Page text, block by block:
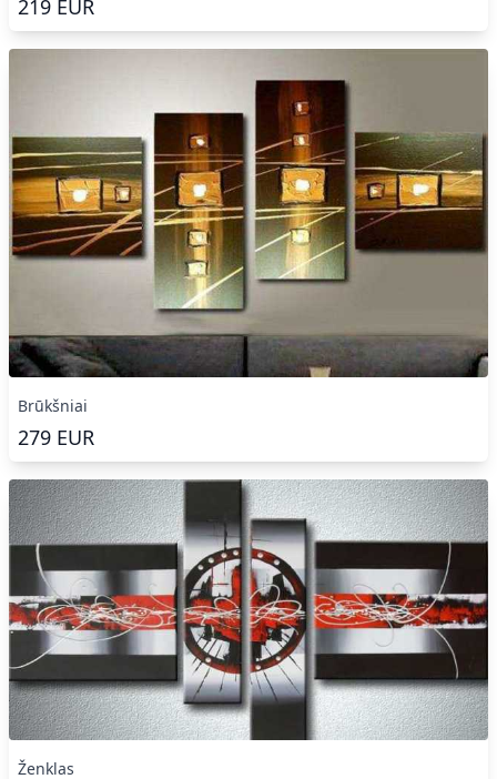
219 EUR
Brūkšniai
279 EUR
Ženklas